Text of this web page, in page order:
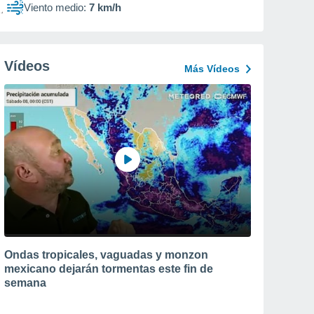
Viento medio: 7 km/h
Vídeos Más Vídeos
Ondas tropicales, vaguadas y monzon
mexicano dejarán tormentas este fin de
semana